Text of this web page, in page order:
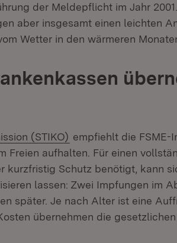
der Meldepflicht im Jahr
aber insgesamt einen leichten
Wetter in den wärmeren
(STIKO) (Öffnet in neuem
empfiehlt die FSME-
Freien aufhalten. Für einen
kurzfristig Schutz benötigt, kann
lassen: Zwei Impfungen im
später. Je nach Alter ist eine
übernehmen die gesetzlichen